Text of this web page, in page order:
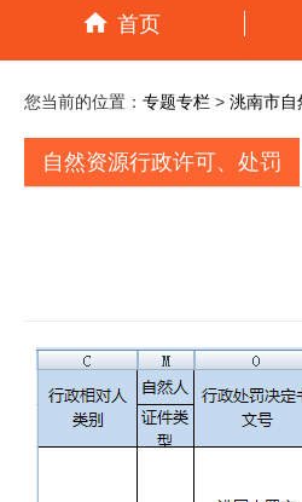
首页
您当前的位置： 专题专栏 > 洮南市自
自然资源行政许可、处罚